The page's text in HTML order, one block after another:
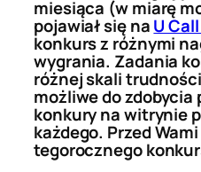
miesiąca (w miarę
pojawiał się naU
konkurs z różnymi
wygrania. Zadania
różnej skali
możliwe do zdobycia
konkury na witrynie
każdego. Przed
tegorocznego